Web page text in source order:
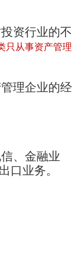
资行业的不
只从事资产管理
理企业的经
、金融业
口业务。